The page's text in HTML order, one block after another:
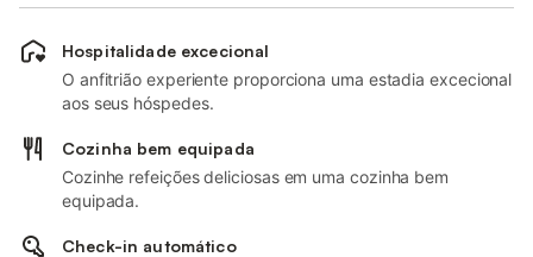
Hospitalidade excecional
O anfitrião experiente proporciona uma estadia excecional
aos seus hóspedes.
Cozinha bem equipada
Cozinhe refeições deliciosas em uma cozinha bem
equipada.
Check-in automático